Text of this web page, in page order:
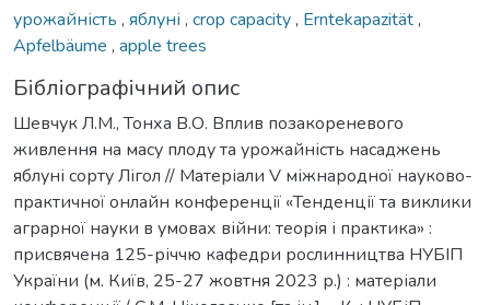
урожайність , яблуні , crop capacity, Erntekapazität,
Apfelbäume , apple trees
Бібліографічний опис
Шевчук Л.М., Тонха В.О. Вплив позакореневого
живлення на масу плоду та урожайність насаджень
яблуні сорту Лігол // Матеріали V міжнародної науково-
практичної онлайн конференції «Тенденції та виклики
аграрної науки в умовах війни: теорія і практика» :
присвячена 125-річчю кафедри рослинництва НУБІП
України (м. Київ, 25-27 жовтня 2023 р.) : матеріали